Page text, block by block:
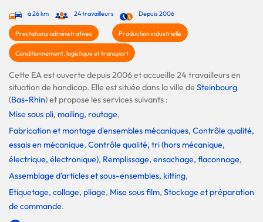
à 26 km 24 travailleurs Depuis 2006
Prestations administratives Production industrielle
Conditionnement, logistique et transport
Cette EA est ouverte depuis 2006 et accueille 24 travailleurs en
situation de handicap. Elle est située dans la ville deSteinbourg
(Bas-Rhin) et propose les services suivants :
Mise sous pli, mailing, routage,
Fabrication et montage d'ensembles mécaniques, Contrôle qualité,
essais en mécanique, Contrôle qualité, tri (hors mécanique,
électrique, électronique), Remplissage, ensachage, flaconnage,
Assemblage d'articles et sous-ensembles, kitting,
Etiquetage, collage, pliage, Mise sous film, Stockage et préparation
de commande.